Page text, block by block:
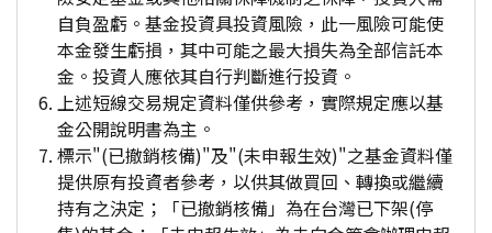
自負盈虧。基金投資具投資風險，此一風險可能使
本金發生虧損，其中可能之最大損失為全部信託本
金。投資人應依其自行判斷進行投資。
上述短線交易規定資料僅供參考，實際規定應以基
金公開說明書為主。
標示"(已撤銷核備)"及"(未申報生效)"之基金資料僅
提供原有投資者參考，以供其做買回、轉換或繼續
持有之決定；「已撤銷核備」為在台灣已下架(停